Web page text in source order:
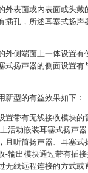
外表面或内表面或头戴
插孔，所述耳塞式扬声
外侧端面上一体设置有
式扬声器的侧面设置有
新型的有益效果如下：
置带有无线接收模块的
活动嵌装耳塞式扬声
且听筒扬声器、耳塞式
-输出模块通过带有插
无线远程连接的方式或